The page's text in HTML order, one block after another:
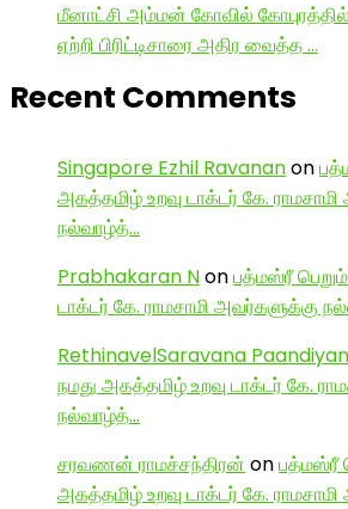
மீனாட்சி அம்மன் கோவில்
ஏற்றி பிரிட்டிசாரை அதிர வைத்த …
Recent Comments
Singapore Ezhil Ravananon
அகத்தமிழ் உறவு டாக்டர் கே.
நல்வாழ்த்…
Prabhakaran Nonபத்மஸ்ரீ
டாக்டர் கே. ராமசாமி அவர்களுக்கு
RethinavelSaravana Paandiyan
நமது அகத்தமிழ் உறவு டாக்டர் கே.
நல்வாழ்த்…
சரவணன் ராமச்சந்திரன் onபத்மஸ்ரீ
அகத்தமிழ் உறவு டாக்டர் கே.